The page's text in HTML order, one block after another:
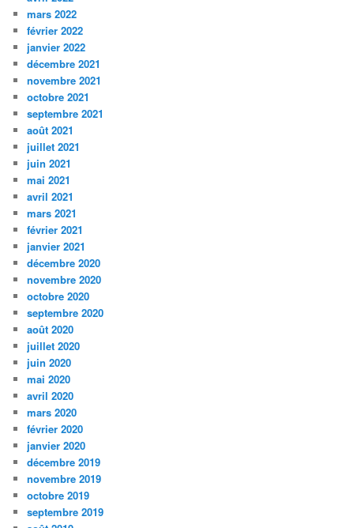
mars 2022
février 2022
janvier 2022
décembre 2021
novembre 2021
octobre 2021
septembre 2021
août 2021
juillet 2021
juin 2021
mai 2021
avril 2021
mars 2021
février 2021
janvier 2021
décembre 2020
novembre 2020
octobre 2020
septembre 2020
août 2020
juillet 2020
juin 2020
mai 2020
avril 2020
mars 2020
février 2020
janvier 2020
décembre 2019
novembre 2019
octobre 2019
septembre 2019